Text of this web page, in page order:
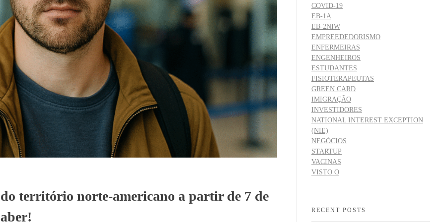
território norte-americano a partir de 7 de
COVID-19
EB-1A
EB-2NIW
EMPREEDEDORISMO
ENFERMEIRAS
ENGENHEIROS
ESTUDANTES
FISIOTERAPEUTAS
GREEN CARD
IMIGRAÇÃO
INVESTIDORES
NATIONAL INTEREST EXCEPTION
(NIE)
NEGÓCIOS
STARTUP
VACINAS
VISTO O
RECENT POSTS